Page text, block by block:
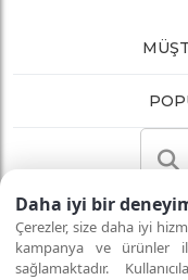
Daha iyi bir
Çerezler, size daha iyi
kampanya ve ürünler
sağlamaktadır.